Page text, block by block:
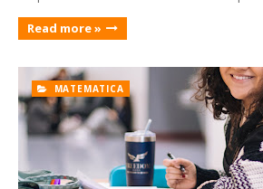
Read more »
MATEMATICA